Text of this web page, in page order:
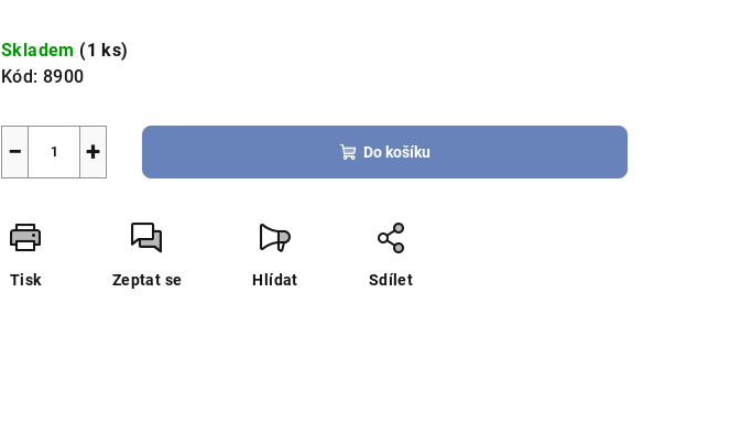
cena:
Skladem (1 ks)
Kód: 8900
+
− Do košíku
Tisk Zeptat se Hlídat Sdílet